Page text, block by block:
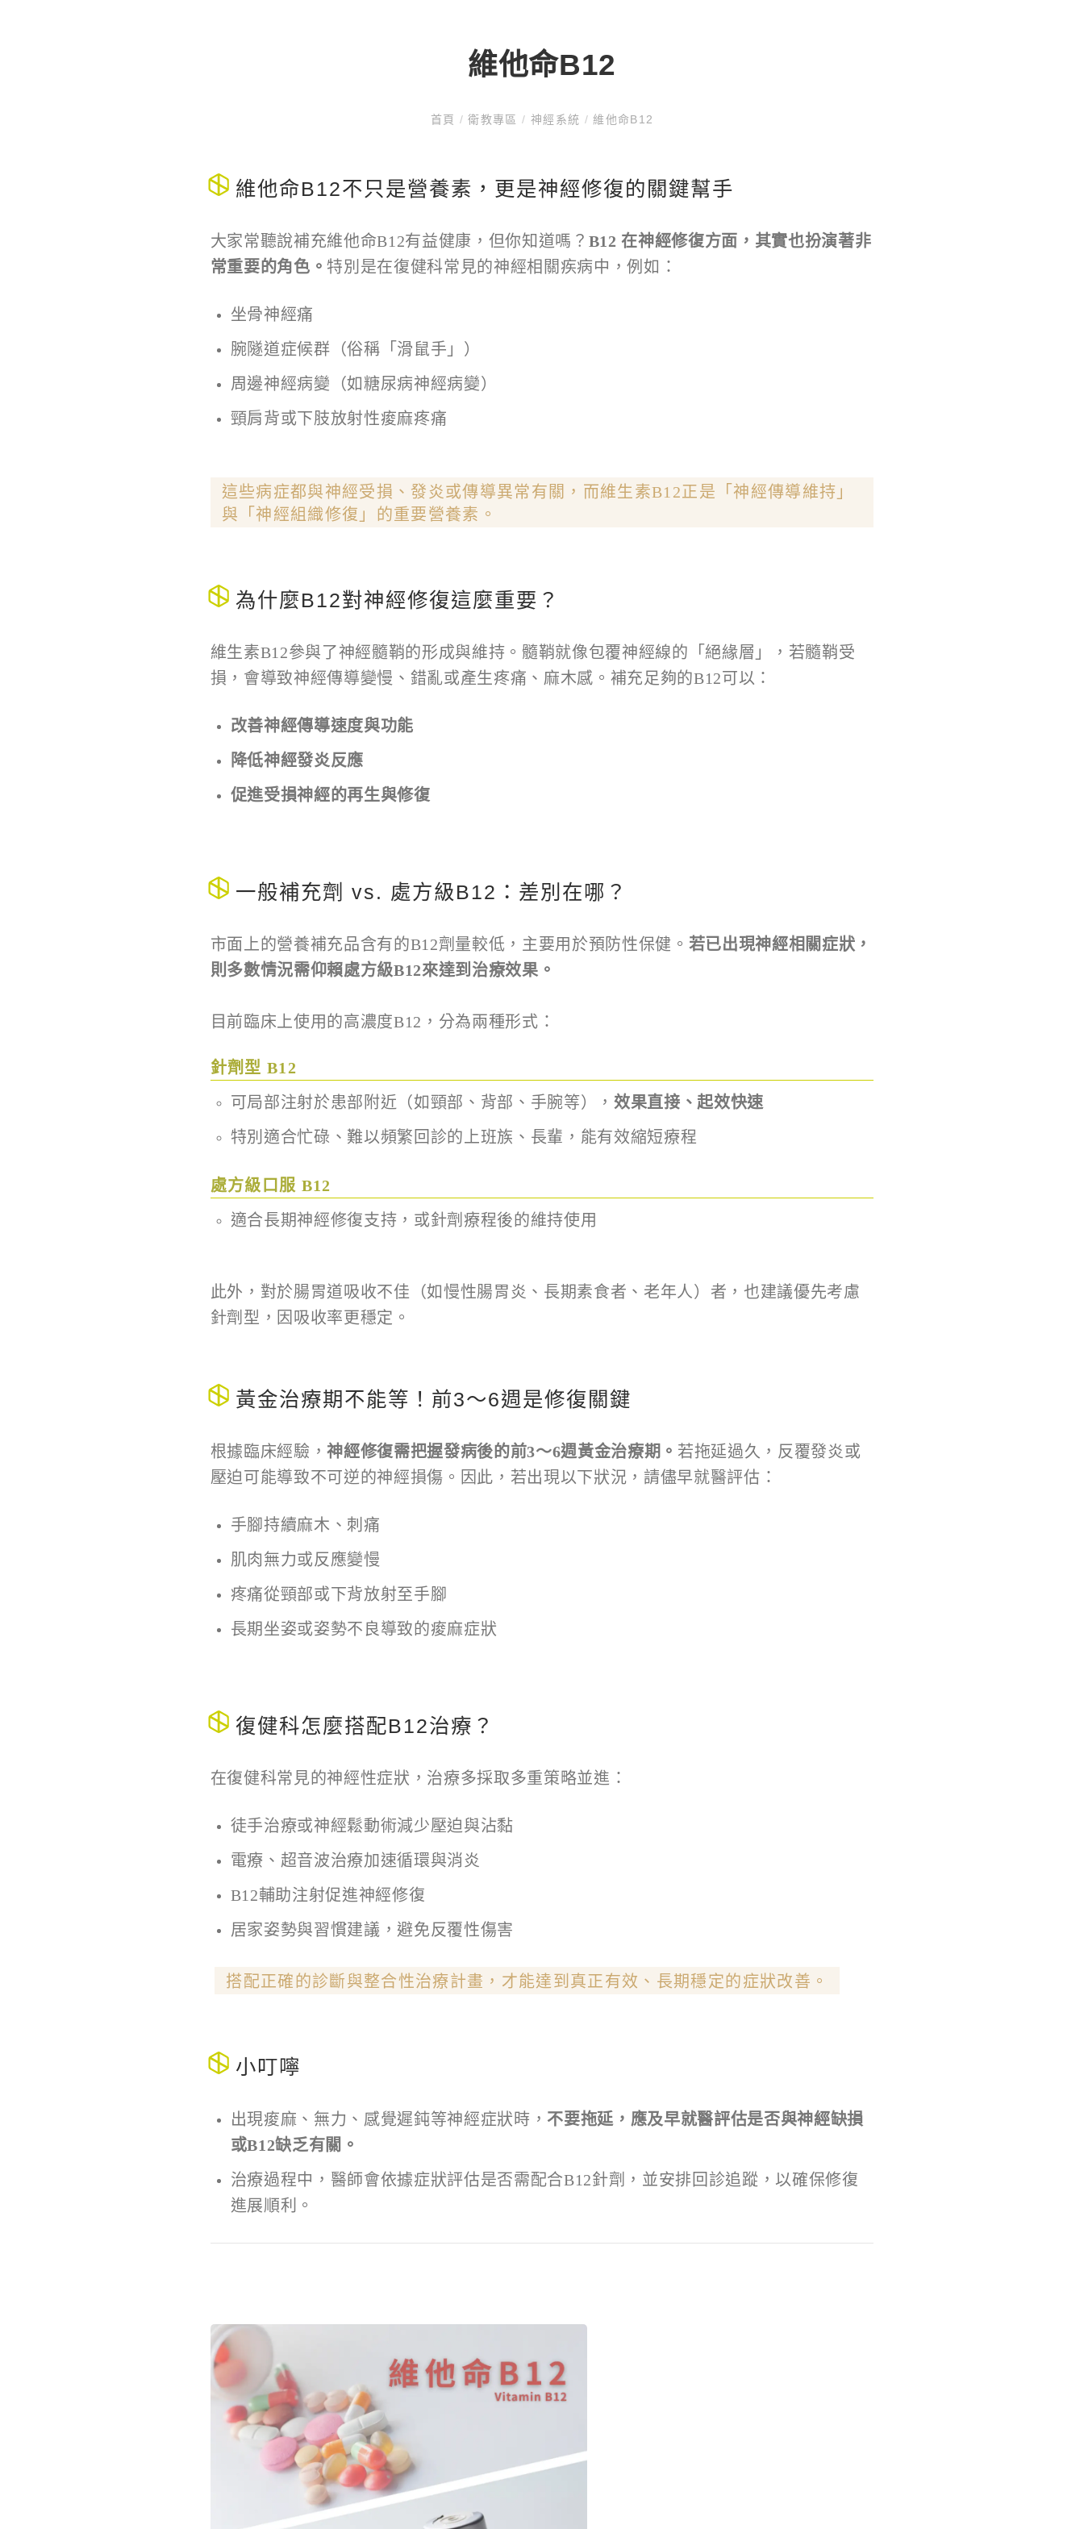
維他命B12
首頁 / 衛教專區/ 神經系統 / 維他命B12
維他命B12不只是營養素，更是神經修復的關鍵幫手
大家常聽說補充維他命B12有益健康，但你知道嗎？ B12在神經修復方面，其實也扮演著非
常重要的角色。特別是在復健科常見的神經相關疾病中，例如：
坐骨神經痛
腕隧道症候群（俗稱「滑鼠手」）
周邊神經病變（如糖尿病神經病變）
頸肩背或下肢放射性痠麻疼痛
這些病症都與神經受損、發炎或傳導異常有關，而維生素B12正是「神經傳導維持」
與「神經組織修復」的重要營養素。
為什麼B12對神經修復這麼重要？
維生素B12參與了神經髓鞘的形成與維持。髓鞘就像包覆神經線的「絕緣層」，若髓鞘受
損，會導致神經傳導變慢、錯亂或產生疼痛、麻木感。補充足夠的B12可以：
改善神經傳導速度與功能
降低神經發炎反應
促進受損神經的再生與修復
一般補充劑 vs. 處方級B12：差別在哪？
市面上的營養補充品含有的B12劑量較低，主要用於預防性保健。 若已出現神經相關症狀，
則多數情況需仰賴處方級B12來達到治療效果。
目前臨床上使用的高濃度B12，分為兩種形式：
針劑型 B12
可局部注射於患部附近（如頸部、背部、手腕等）， 效果直接、起效快速
特別適合忙碌、難以頻繁回診的上班族、長輩，能有效縮短療程
處方級口服 B12
適合長期神經修復支持，或針劑療程後的維持使用
此外，對於腸胃道吸收不佳（如慢性腸胃炎、長期素食者、老年人）者，也建議優先考慮
針劑型，因吸收率更穩定。
黃金治療期不能等！前3～6週是修復關鍵
根據臨床經驗，神經修復需把握發病後的前3～6週黃金治療期。 若拖延過久，反覆發炎或
壓迫可能導致不可逆的神經損傷。因此，若出現以下狀況，請儘早就醫評估：
手腳持續麻木、刺痛
肌肉無力或反應變慢
疼痛從頸部或下背放射至手腳
長期坐姿或姿勢不良導致的痠麻症狀
復健科怎麼搭配B12治療？
在復健科常見的神經性症狀，治療多採取多重策略並進：
徒手治療或神經鬆動術減少壓迫與沾黏
電療、超音波治療加速循環與消炎
B12輔助注射促進神經修復
居家姿勢與習慣建議，避免反覆性傷害
搭配正確的診斷與整合性治療計畫，才能達到真正有效、長期穩定的症狀改善。
小叮嚀
出現痠麻、無力、感覺遲鈍等神經症狀時， 不要拖延，應及早就醫評估是否與神經缺損
或B12缺乏有關。
治療過程中，醫師會依據症狀評估是否需配合B12針劑，並安排回診追蹤，以確保修復
進展順利。